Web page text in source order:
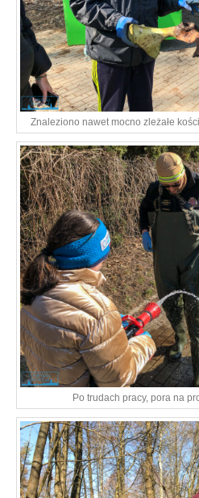
Znaleziono nawet mocno zleżałe
Po trudach pracy, pora na